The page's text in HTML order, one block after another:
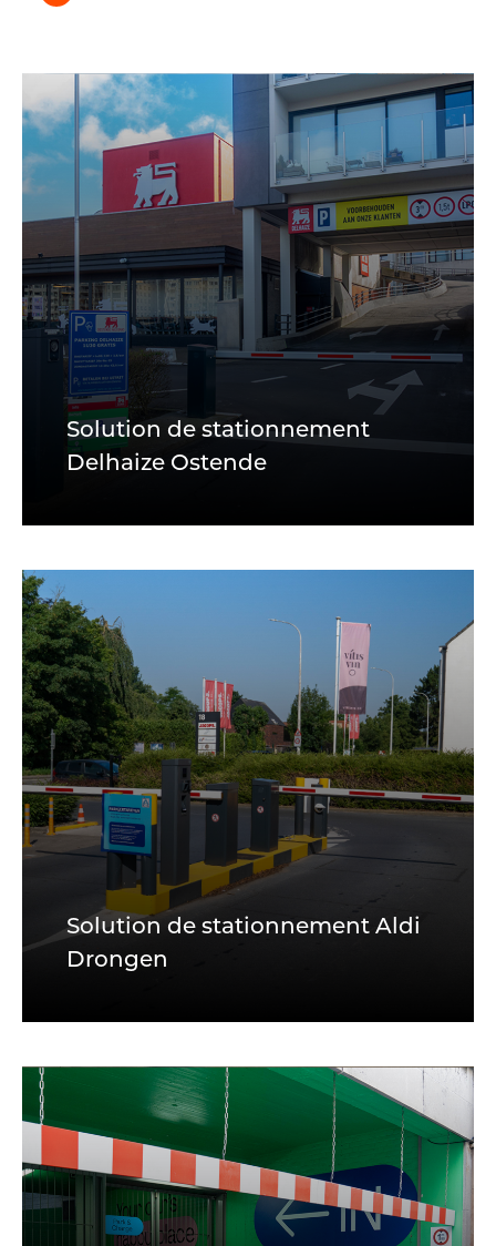
Solution de stationnement
Delhaize Ostende
Solution de stationnement Aldi
Drongen